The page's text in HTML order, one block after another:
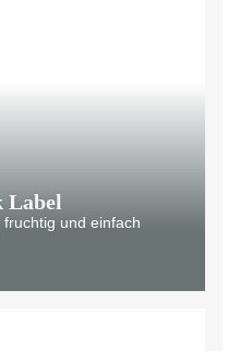
Label
und einfach